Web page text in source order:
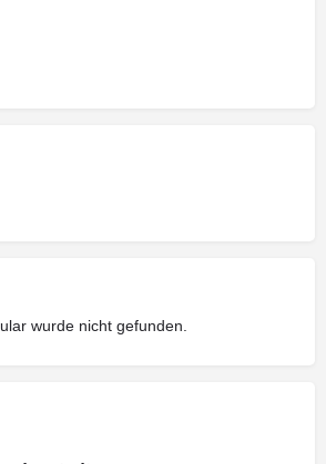
wurde nicht gefunden.